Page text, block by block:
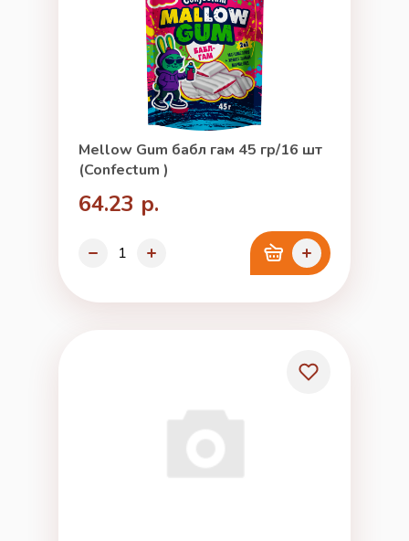
Mellow Gum бабл гам 45 гр/16 шт
(Confectum )
64.23 р.